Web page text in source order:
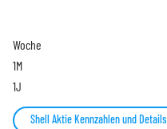
Woche
1M
1J
Shell Aktie Kennzahlen und Details